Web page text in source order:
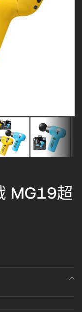
MG19超